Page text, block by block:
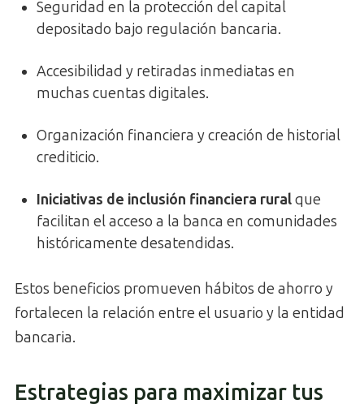
Seguridad en la protección del capital
depositado bajo regulación bancaria.
Accesibilidad y retiradas inmediatas en
muchas cuentas digitales.
Organización financiera y creación de historial
crediticio.
Iniciativas de inclusión financiera ruralque
facilitan el acceso a la banca en comunidades
históricamente desatendidas.
Estos beneficios promueven hábitos de ahorro y
fortalecen la relación entre el usuario y la entidad
bancaria.
Estrategias para maximizar tus